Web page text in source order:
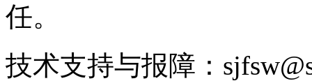
任。
技术支持与报障：